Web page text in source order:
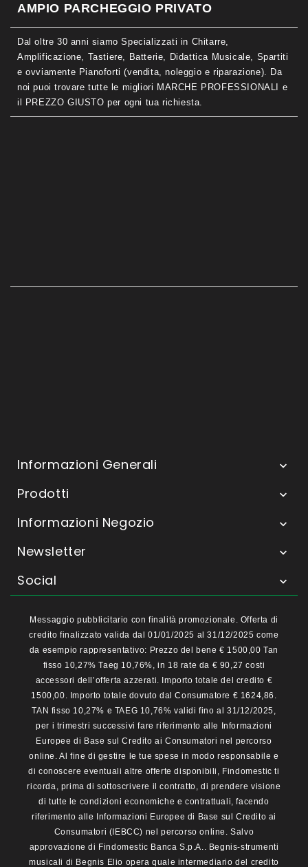
AMPIO PARCHEGGIO PRIVATO
Dal oltre 30 anni siamo Specializzati in Chitarre,
Amplificazione, Tastiere, Batterie, Didattica Musicale, Spartiti
e ovviamente Pianoforti (vendita, noleggio e riparazione). Da
noi puoi trovare tutte le migliori MARCHE PROFESSIONALI e
il PREZZO GIUSTO per ogni tua richiesta.
Informazioni Generali 
Prodotti 
Informazioni Negozio 
Newsletter 
Social 
Messaggio pubblicitario con finalità promozionale. Offerta di
credito finalizzato valida dal 01/01/2025 al 31/12/2025 come
da esempio rappresentativo: Prezzo del bene € 1500,00 Tan
fisso 10,27% Taeg 10,76%, in 18 rate da € 90,27 costi
accessori dell’offerta azzerati. Importo totale del credito €
1500,00. Importo totale dovuto dal Consumatore € 1624,86.
TAN fisso 10,27% e TAEG 10,76% validi fino al 31/12/2025,
per i trimestri successivi fare riferimento alle Informazioni
Europee di Base sul Credito ai Consumatori nel percorso
online. Al fine di gestire le tue spese in modo responsabile e
di conoscere eventuali altre offerte disponibili, Findomestic ti
ricorda, prima di sottoscrivere il contratto, di prendere visione
di tutte le condizioni economiche e contrattuali, facendo
riferimento alle Informazioni Europee di Base sul Credito ai
Consumatori (IEBCC) nel percorso online. Salvo
approvazione di Findomestic Banca S.p.A.. Begnis-strumenti
musicali di Begnis Elio opera quale intermediario del credito